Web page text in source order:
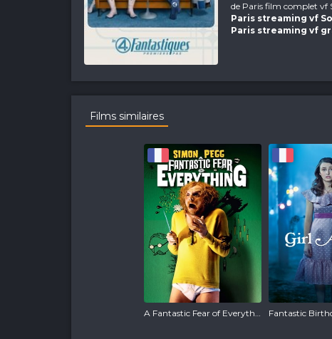
de Paris film complet vf
Paris streaming vf
Paris streaming vf
Films similaires
Fantastic